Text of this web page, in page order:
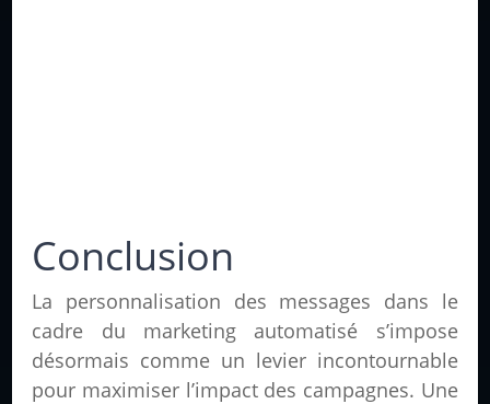
Conclusion
La personnalisation des messages dans le
cadre du marketing automatisé s’impose
désormais comme un levier incontournable
pour maximiser l’impact des campagnes. Une